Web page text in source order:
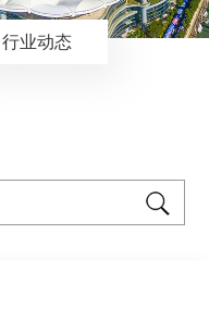
行业动态